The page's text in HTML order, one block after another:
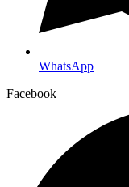
WhatsApp
Facebook